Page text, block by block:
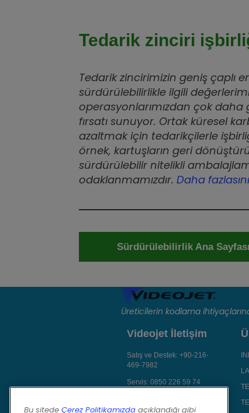
Tedarik zinciri
Tedarik zincirimizin geniş çaplı
sürdürülebilirlikle ilgili
operasyonlarımızdan çok
fırsatı sunuyor. Ortak küresel
azaltmak için tedarikçilerle
örnek, kartuşların geri
sürdürülebilir nitelikli
odaklanmamızdır. Daha
Sürdürülebilirlik Ana Sayfası
Üreticilerin kodlama
Videojet İletişim
Satış ve Destek: +90-216-
469-7982
Servis: 0850 226 59 74
Bu sitede Çerez Politikamızda açıklandığı gibi